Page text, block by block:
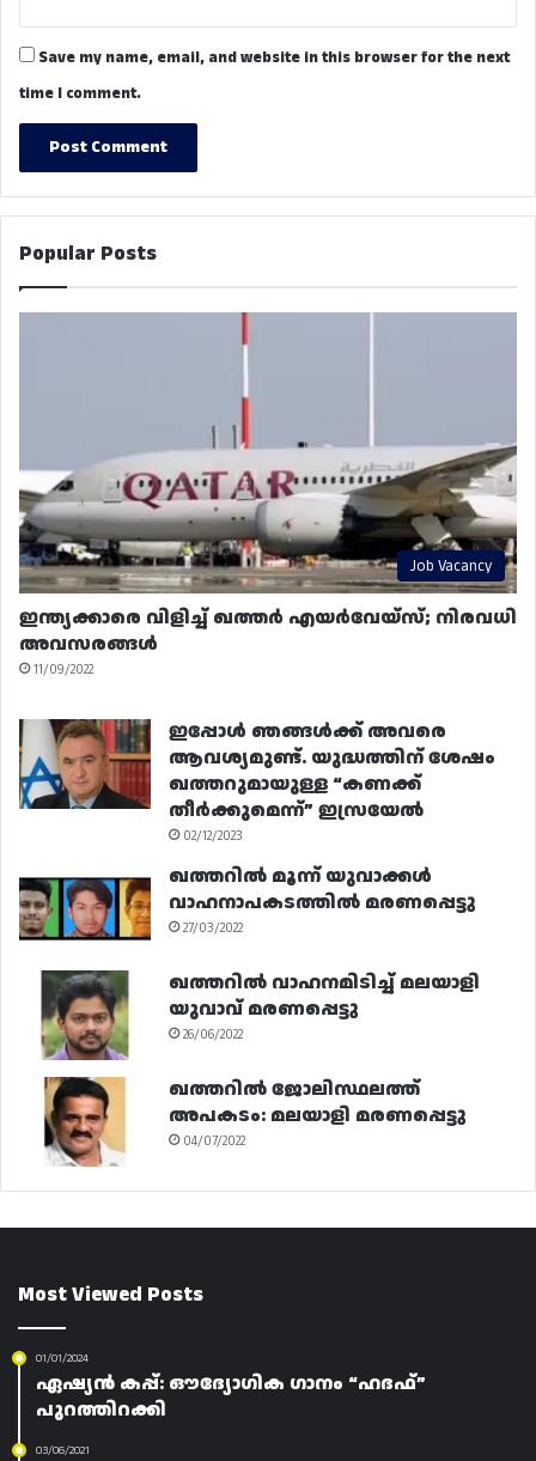
Save my name, email, and website in this browser for the next
time I comment.
Popular Posts
Job Vacancy
ഇന്ത്യക്കാരെ വിളിച്ച് ഖത്തർ എയർവേയ്‌സ്; നിരവധി
അവസരങ്ങൾ
11/09/2022
ഇപ്പോൾ ഞങ്ങൾക്ക് അവരെ
ആവശ്യമുണ്ട്. യുദ്ധത്തിന് ശേഷം
ഖത്തറുമായുള്ള “കണക്ക്
തീർക്കുമെന്ന്” ഇസ്രയേൽ
02/12/2023
ഖത്തറിൽ മൂന്ന് യുവാക്കൾ
വാഹനാപകടത്തിൽ മരണപ്പെട്ടു
27/03/2022
ഖത്തറിൽ വാഹനമിടിച്ച് മലയാളി
യുവാവ് മരണപ്പെട്ടു
26/06/2022
ഖത്തറിൽ ജോലിസ്ഥലത്ത്
അപകടം: മലയാളി മരണപ്പെട്ടു
04/07/2022
Most Viewed Posts
01/01/2024
ഏഷ്യൻ കപ്പ്: ഔദ്യോഗിക ഗാനം “ഹദഫ്”
പുറത്തിറക്കി
03/06/2021